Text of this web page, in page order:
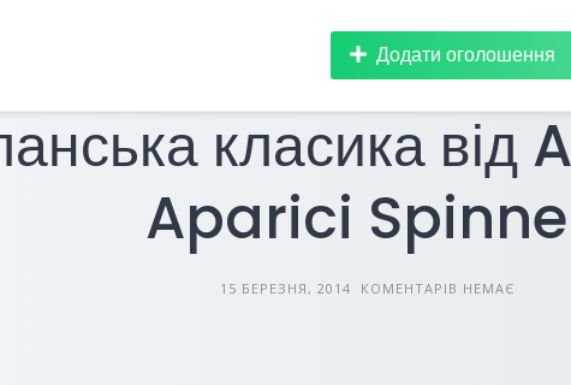
Додати оголошення
БУДІВЕЛЬНІ МАТЕРІАЛИ
класика
Aparici
15 БЕРЕЗНЯ, 2014 КОМЕНТАРІВ НЕМАЄ